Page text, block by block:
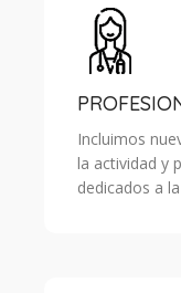
Incluimos
la actividad y
dedicados a